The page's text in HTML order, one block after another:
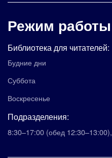
Режим работы
Библиотека для читателей:
Будние дни
Суббота
Воскресенье
Подразделения:
8:30–17:00 (обед 12:30–13:00),